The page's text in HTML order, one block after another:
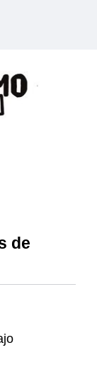
de